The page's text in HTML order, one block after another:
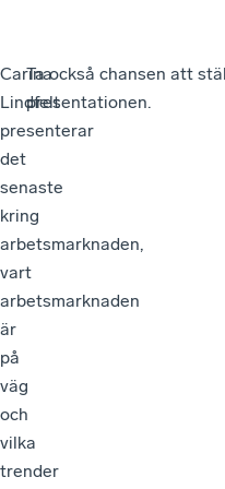
Carina
Lindfelt
presenterar
det
senaste
kring
arbetsmarknaden,
vart
arbetsmarknaden
är
på
väg
och
vilka
trender
Ta också chansen att
presentationen.